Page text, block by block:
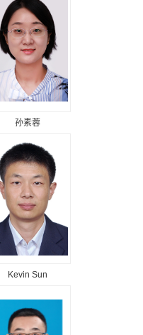
孙素蓉
Kevin Sun